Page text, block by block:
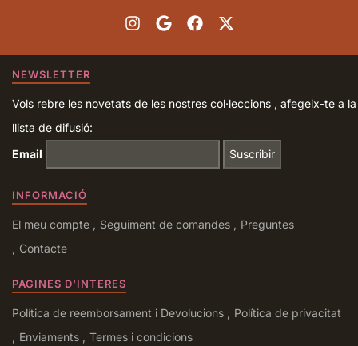
NEWSLETTER
Vols rebre les novetats de les nostres col·leccions , afegeix-te a la
llista de difusió:
Email
INFORMACIÓ
El meu compte Seguiment de comandes
Preguntes
Contacte
PAGINES D'INTERES
Política de reemborsament i Devolucions
Política de privacitat
Enviaments
Termes i condicions